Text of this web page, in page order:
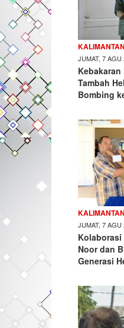
JUMAT, 7 AGU
Kebakaran
Tambah
Bombing
JUMAT, 7 AGU
Noor dan
Generasi